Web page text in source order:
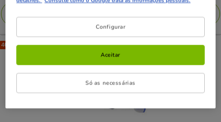
a
24.99€
40% Desc.
Configurar
Só as necessárias
Aceitar